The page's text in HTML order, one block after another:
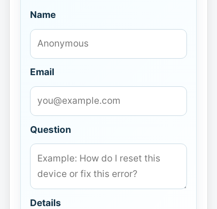
Name
Email
Question
Details